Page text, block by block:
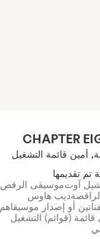
CHAPTER
أمين قائمة التشغيل
آوتموسيقى الرقص
ديب هاوس
أو إصدار موسيقاهم
قائمة (قوائم) التشغيل